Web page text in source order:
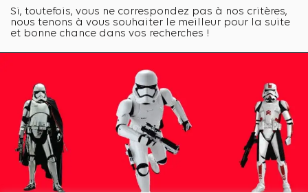
Si, toutefois, vous ne correspondez pas à nos critères,
nous tenons à vous souhaiter le meilleur pour la suite
et bonne chance dans vos recherches !